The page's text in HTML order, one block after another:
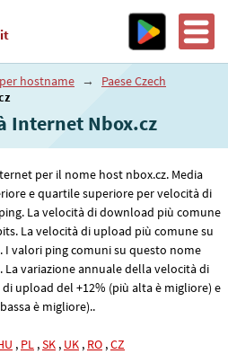
hostname →
Paese Czech
Internet Nbox.cz
per il nome host nbox.cz. Media
e quartile superiore per velocità di
La velocità di download più comune
La velocità di upload più comune su
I valori ping comuni su questo nome
La variazione annuale della velocità di
upload del +12% (più alta è migliore) e
è migliore)..
, PL ,SK , UK , RO ,CZ